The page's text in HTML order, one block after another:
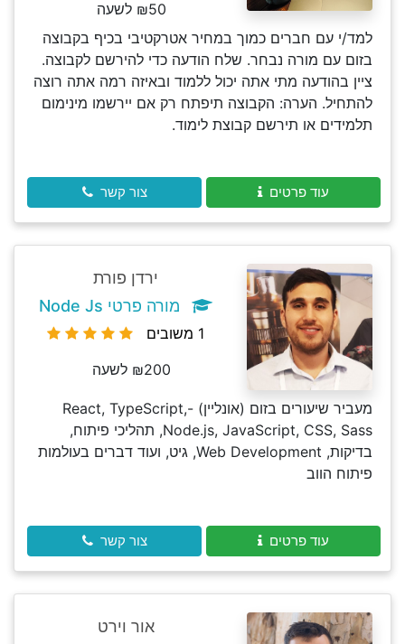
₪50 לשעה
למד/י עם חברים כמוך במחיר אטרקטיבי בכיף בקבוצה
בזום עם מורה נבחר. שלח הודעה כדי להירשם לקבוצה.
ציין בהודעה מתי אתה יכול ללמוד ובאיזה רמה אתה רוצה
להתחיל. הערה: הקבוצה תיפתח רק אם יירשמו מינימום
תלמידים או תירשם קבוצת לימוד.
עוד פרטים צור קשר
ירדן פורת
מורה פרטי Node Js
1 משובים
₪200 לשעה
מעביר שיעורים בזום (אונליין) -React, TypeScript,
Node.js, JavaScript, CSS, Sass, תהליכי פיתוח,
בדיקות, Web Development, גיט, ועוד דברים בעולמות
פיתוח הווב
עוד פרטים צור קשר
אור וירט